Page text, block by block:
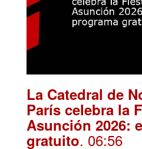
La Catedral de
París celebra la
Asunción 2026:
gratuito. 06:56